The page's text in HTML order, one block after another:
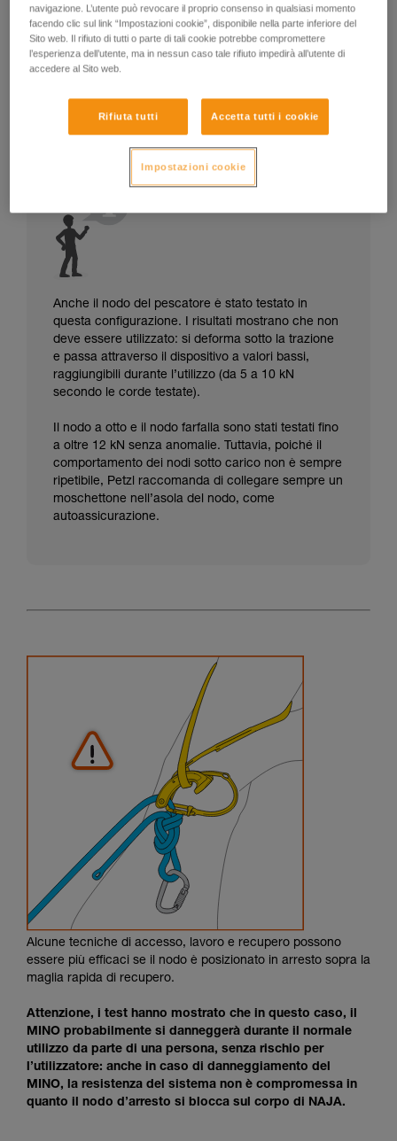
Anche il nodo del pescatore è stato testato in
questa configurazione. I risultati mostrano che non
deve essere utilizzato: si deforma sotto la trazione
e passa attraverso il dispositivo a valori bassi,
raggiungibili durante l’utilizzo (da 5 a 10 kN
secondo le corde testate).
Il nodo a otto e il nodo farfalla sono stati testati fino
a oltre 12 kN senza anomalie. Tuttavia, poiché il
comportamento dei nodi sotto carico non è sempre
ripetibile, Petzl raccomanda di collegare sempre un
moschettone nell’asola del nodo, come
autoassicurazione.
Alcune tecniche di accesso, lavoro e recupero possono
essere più efficaci se il nodo è posizionato in arresto sopra la
maglia rapida di recupero.
Attenzione, i test hanno mostrato che in questo caso, il
MINO probabilmente si danneggerà durante il normale
utilizzo da parte di una persona, senza rischio per
l’utilizzatore: anche in caso di danneggiamento del
MINO, la resistenza del sistema non è compromessa in
quanto il nodo d’arresto si blocca sul corpo di NAJA.
navigazione. L’utente può revocare il proprio consenso in qualsiasi momento
facendo clic sul link “Impostazioni cookie”, disponibile nella parte inferiore del
Sito web. Il rifiuto di tutti o parte di tali cookie potrebbe compromettere
l’esperienza dell’utente, ma in nessun caso tale rifiuto impedirà all’utente di
accedere al Sito web.
Rifiuta tutti Accetta tutti i cookie
Impostazioni cookie